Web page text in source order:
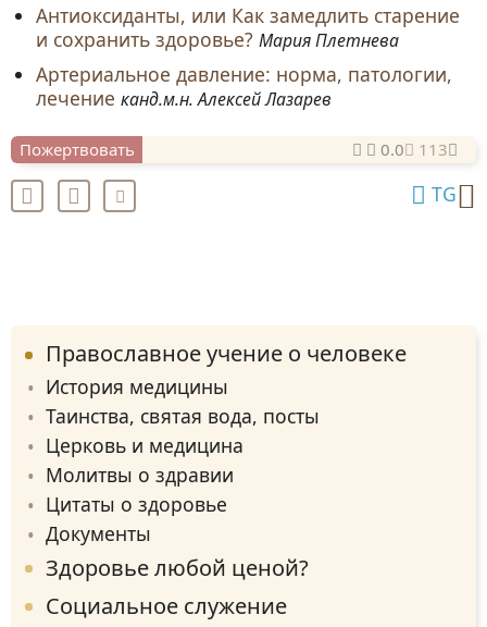
Антиоксиданты, или Как замедлить старение
и сохранить здоровье? Мария Плетнева
Артериальное давление: норма, патологии,
лечение канд.м.н. Алексей Лазарев
Пожертвовать 0.0 113
TG
Православное учение о человеке
История медицины
Таинства, святая вода, посты
Церковь и медицина
Молитвы о здравии
Цитаты о здоровье
Документы
Здоровье любой ценой?
Социальное служение